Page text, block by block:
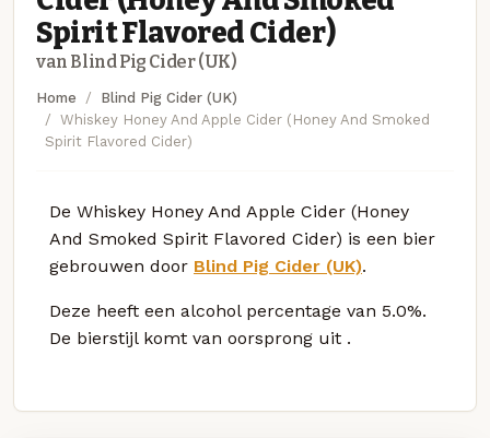
Spirit Flavored Cider)
van Blind Pig Cider (UK)
Home
Blind Pig Cider (UK)
Whiskey Honey And Apple Cider (Honey And Smoked
Spirit Flavored Cider)
De Whiskey Honey And Apple Cider (Honey
And Smoked Spirit Flavored Cider) is een bier
gebrouwen door Blind Pig Cider (UK).
Deze heeft een alcohol percentage van 5.0%.
De bierstijl komt van oorsprong uit .